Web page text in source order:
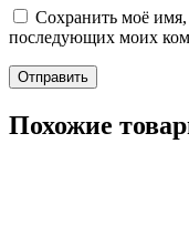
Сохранить моё имя,
последующих моих
Похожие